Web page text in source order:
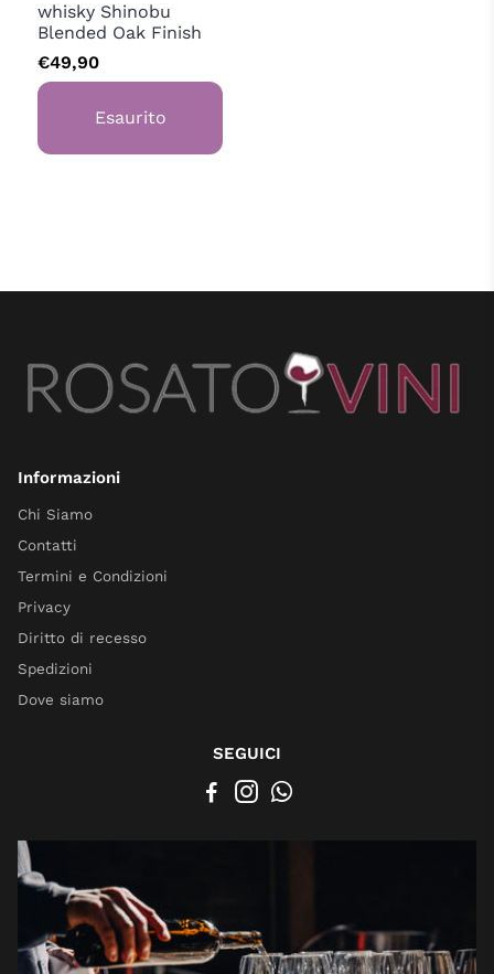
whisky Shinobu
Blended Oak Finish
€49,90
Esaurito
Informazioni
Chi Siamo
Contatti
Termini e Condizioni
Privacy
Diritto di recesso
Spedizioni
Dove siamo
SEGUICI